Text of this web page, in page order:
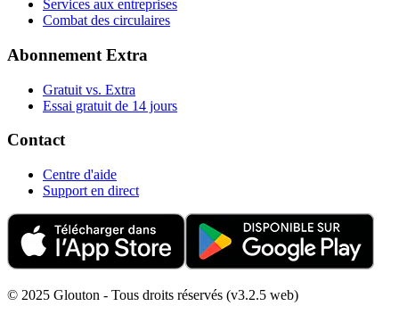
Services aux entreprises
Combat des circulaires
Abonnement Extra
Gratuit vs. Extra
Essai gratuit de 14 jours
Contact
Centre d'aide
Support en direct
© 2025 Glouton - Tous droits réservés (v3.2.5 web)